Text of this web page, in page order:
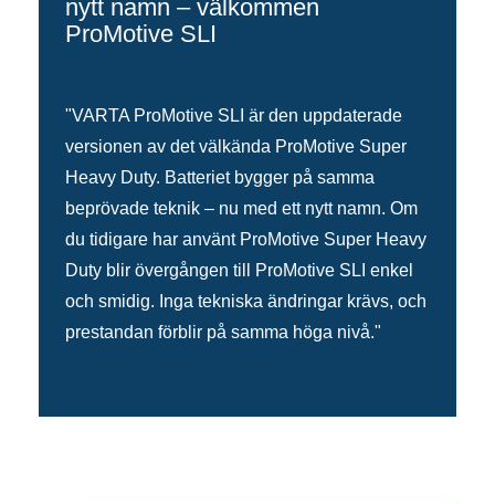
nytt namn – välkommen
ProMotive SLI
"VARTA ProMotive SLI är den uppdaterade
versionen av det välkända ProMotive Super
Heavy Duty. Batteriet bygger på samma
beprövade teknik – nu med ett nytt namn. Om
du tidigare har använt ProMotive Super Heavy
Duty blir övergången till ProMotive SLI enkel
och smidig. Inga tekniska ändringar krävs, och
prestandan förblir på samma höga nivå."